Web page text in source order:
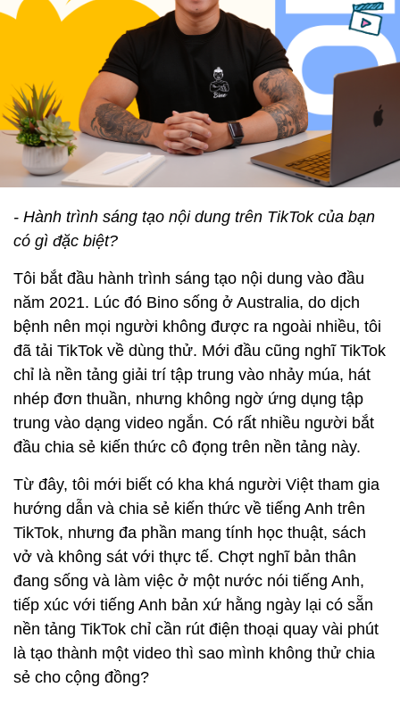
- Hành trình sáng tạo nội dung trên TikTok của bạn
có gì đặc biệt?
Tôi bắt đầu hành trình sáng tạo nội dung vào đầu
năm 2021. Lúc đó Bino sống ở Australia, do dịch
bệnh nên mọi người không được ra ngoài nhiều, tôi
đã tải TikTok về dùng thử. Mới đầu cũng nghĩ TikTok
chỉ là nền tảng giải trí tập trung vào nhảy múa, hát
nhép đơn thuần, nhưng không ngờ ứng dụng tập
trung vào dạng video ngắn. Có rất nhiều người bắt
đầu chia sẻ kiến thức cô đọng trên nền tảng này.
Từ đây, tôi mới biết có kha khá người Việt tham gia
hướng dẫn và chia sẻ kiến thức về tiếng Anh trên
TikTok, nhưng đa phần mang tính học thuật, sách
vở và không sát với thực tế. Chợt nghĩ bản thân
đang sống và làm việc ở một nước nói tiếng Anh,
tiếp xúc với tiếng Anh bản xứ hằng ngày lại có sẵn
nền tảng TikTok chỉ cần rút điện thoại quay vài phút
là tạo thành một video thì sao mình không thử chia
sẻ cho cộng đồng?